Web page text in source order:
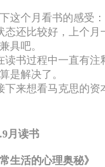
这个月看书的感受：
态还比较好，上个
具吧。
读书过程中一直有
是解决了。
下来想看马克思的
月读书
常生活的心理奥